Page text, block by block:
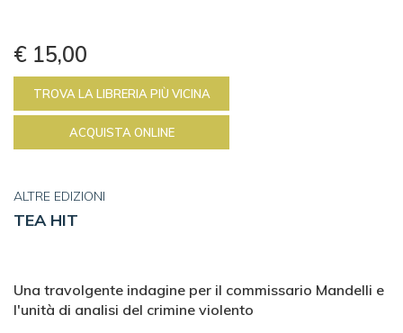
€ 15,00
TROVA LA LIBRERIA PIÙ VICINA
ACQUISTA ONLINE
ALTRE EDIZIONI
TEA HIT
Una travolgente indagine per il commissario Mandelli e
l'unità di analisi del crimine violento